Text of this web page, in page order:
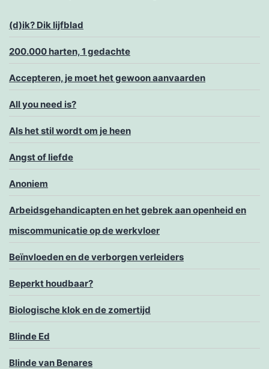
(d)ik? Dik lijfblad
200.000 harten, 1 gedachte
Accepteren, je moet het gewoon aanvaarden
All you need is?
Als het stil wordt om je heen
Angst of liefde
Anoniem
Arbeidsgehandicapten en het gebrek aan openheid en
miscommunicatie op de werkvloer
Beïnvloeden en de verborgen verleiders
Beperkt houdbaar?
Biologische klok en de zomertijd
Blinde Ed
Blinde van Benares